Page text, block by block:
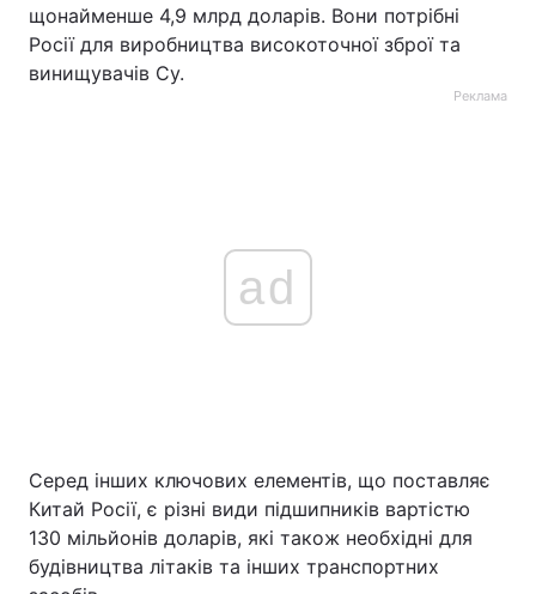
щонайменше 4,9 млрд доларів. Вони потрібні
Росії для виробництва високоточної зброї та
винищувачів Су.
Реклама
ad
Серед інших ключових елементів, що поставляє
Китай Росії, є різні види підшипників вартістю
130 мільйонів доларів, які також необхідні для
будівництва літаків та інших транспортних